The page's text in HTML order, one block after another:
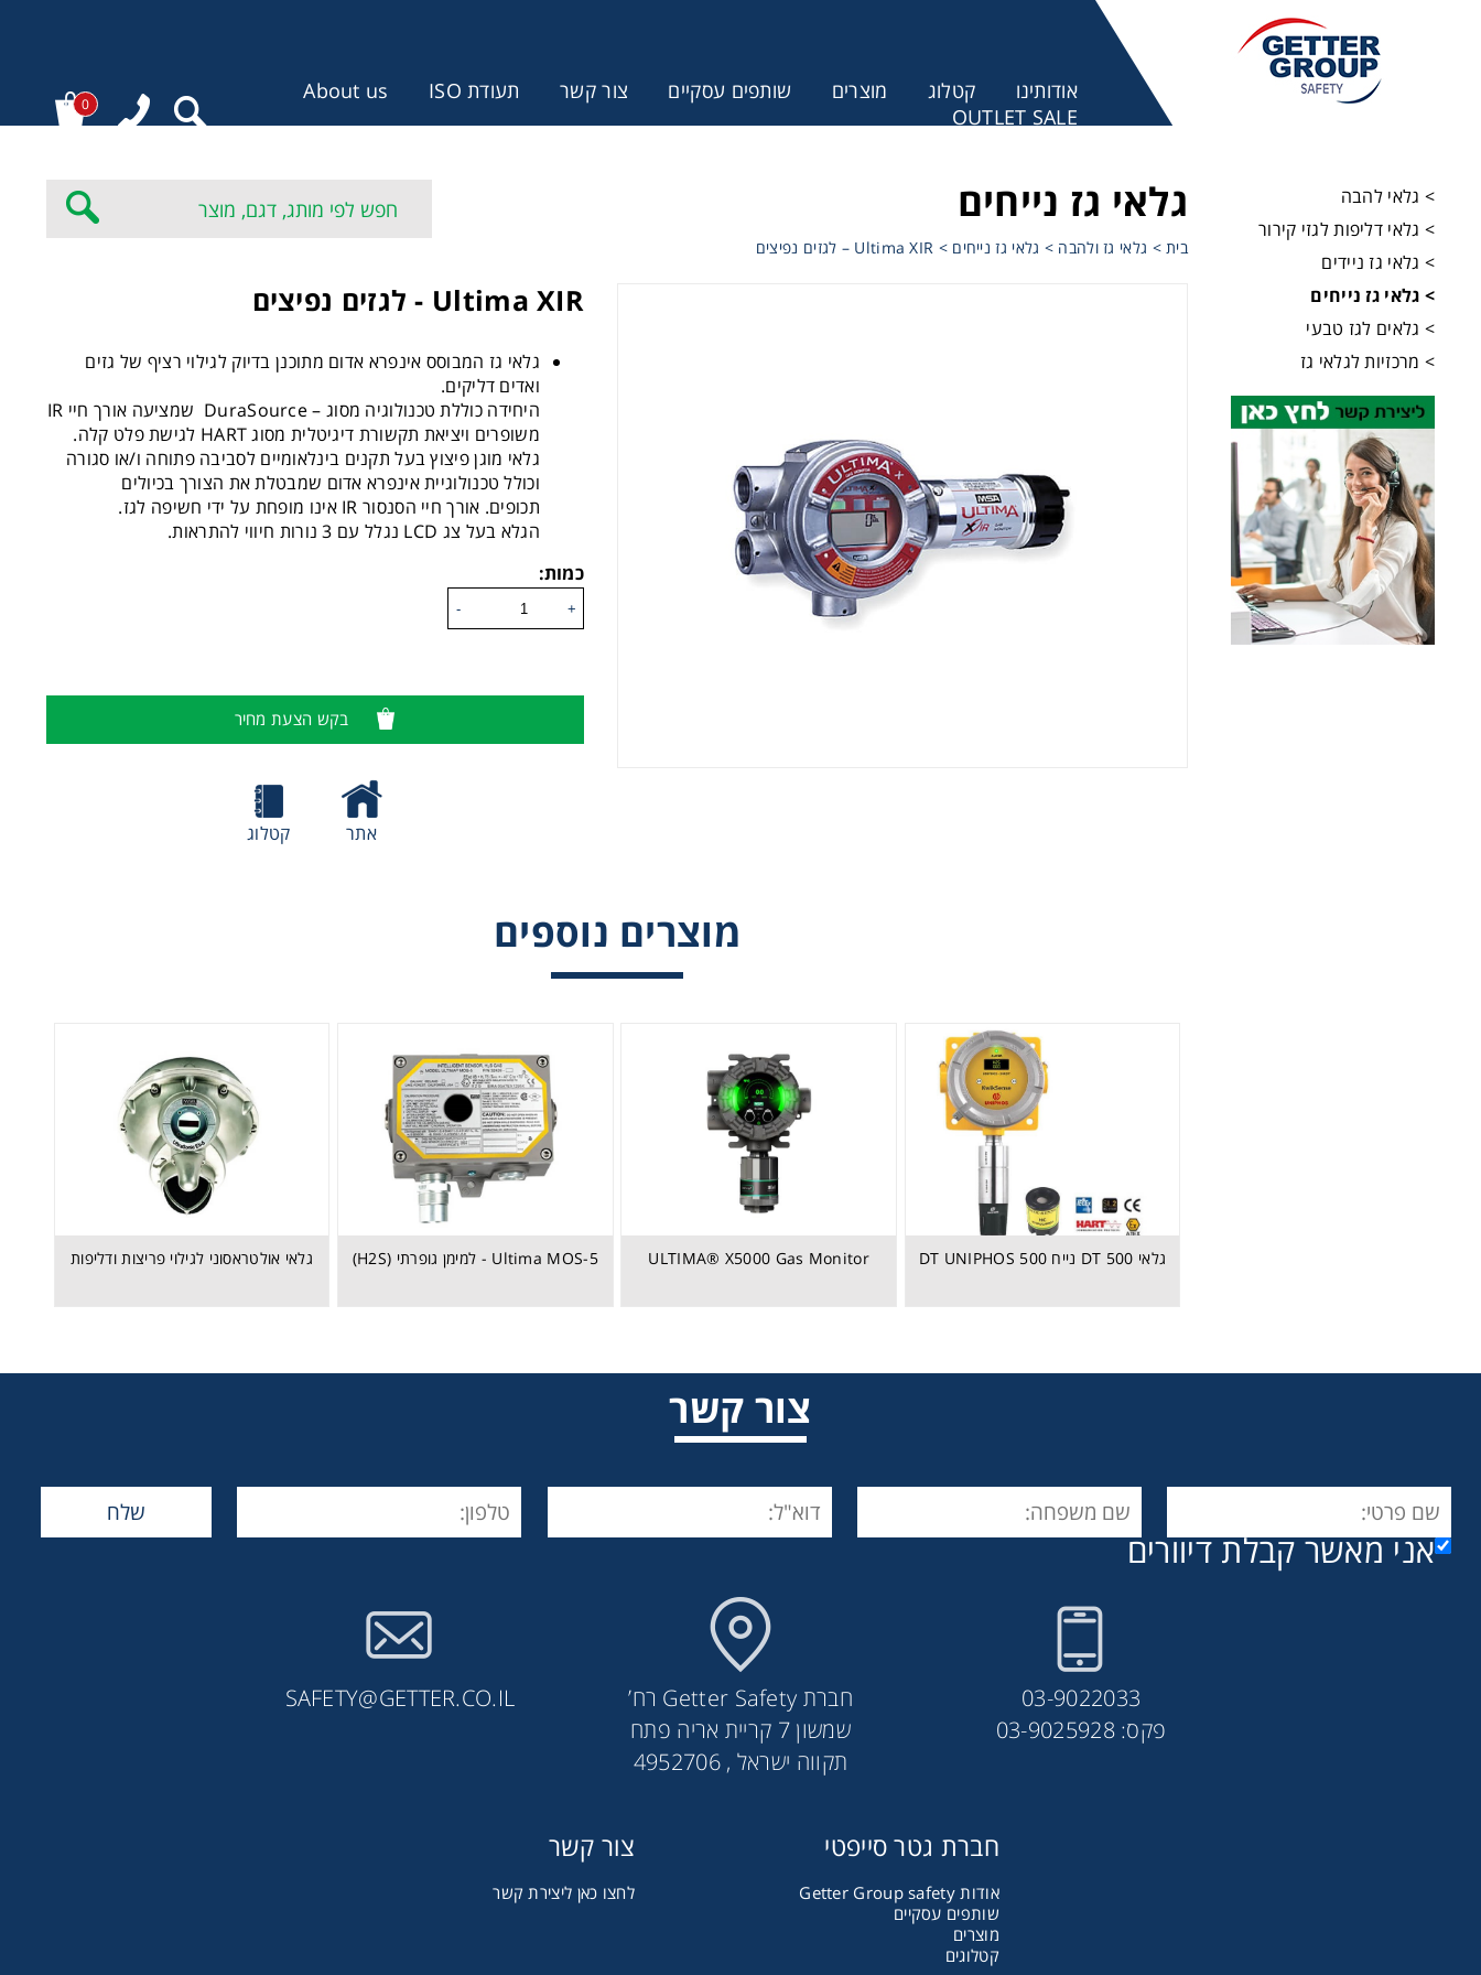
אודותינו קטלוג מוצרים שותפים עסקיים צור קשר תעודת ISO
About us
OUTLET SALE
0
> גלאי להבה
> גלאי דליפות לגזי קירור
> גלאי גז ניידים
> גלאי גז נייחים
> גלאים לגז טבעי
> מרכזיות לגלאי גז
גלאי גז נייחים
בית> גלאי גז ולהבה > גלאי גז נייחים > Ultima XIR – לגזים נפיצים
Ultima XIR - לגזים נפיצים
גלאי גז המבוסס אינפרא אדום מתוכנן בדיוק לגילוי רציף של גזים
ואדים דליקים.
היחידה כוללת טכנולוגיה מסוג – DuraSource שמציעה אורך חיי IR
משופרים ויציאת תקשורת דיגיטלית מסוג HART לגישת פלט קלה.
גלאי מוגן פיצוץ בעל תקנים בינלאומיים לסביבה פתוחה ו/או סגורה
וכולל טכנולוגיית אינפרא אדום שמבטלת את הצורך בכיולים
תכופים. אורך חיי הסנסור IR אינו מופחת על ידי חשיפה לגז.
הגלא בעל צג LCD נגלל עם 3 נורות חיווי להתראות.
כמות:
+
-
בקש הצעת מחיר
אתר קטלוג
מוצרים נוספים
גלאי 500 DT נייח 500 DT UNIPHOS ULTIMA® X5000 Gas Monitor Ultima MOS-5 - למימן גופרתי (H2S) גלאי אולטראסוני לגילוי פריצות ודליפות
צור קשר
אני מאשר קבלת דיוורים
03-9022033
פקס: 03-9025928
חברת Getter Safety רח’
שמשון 7 קריית אריה פתח
תקווה ישראל , 4952706
SAFETY@GETTER.CO.IL
חברת גטר סייפטי
אודות Getter Group safety
שותפים עסקיים
מוצרים
קטלוגים
צור קשר
לחצו כאן ליצירת קשר
גלאי 500 DT נייח 500 DT UNIPHOS